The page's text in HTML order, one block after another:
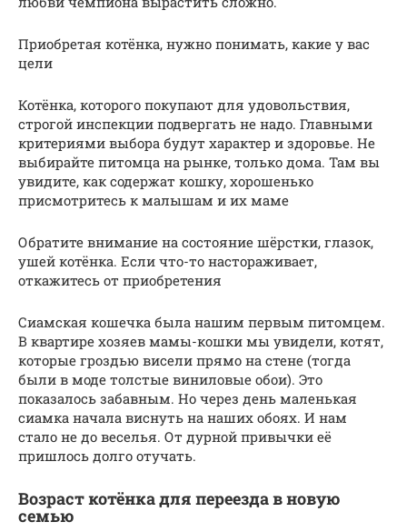
Приобретая котёнка, нужно понимать, какие у вас
цели
Котёнка, которого покупают для удовольствия,
строгой инспекции подвергать не надо. Главными
критериями выбора будут характер и здоровье. Не
выбирайте питомца на рынке, только дома. Там вы
увидите, как содержат кошку, хорошенько
присмотритесь к малышам и их маме
Обратите внимание на состояние шёрстки, глазок,
ушей котёнка. Если что-то настораживает,
откажитесь от приобретения
Сиамская кошечка была нашим первым питомцем.
В квартире хозяев мамы-кошки мы увидели, котят,
которые гроздью висели прямо на стене (тогда
были в моде толстые виниловые обои). Это
показалось забавным. Но через день маленькая
сиамка начала виснуть на наших обоях. И нам
стало не до веселья. От дурной привычки её
пришлось долго отучать.
Возраст котёнка для переезда в новую
семью